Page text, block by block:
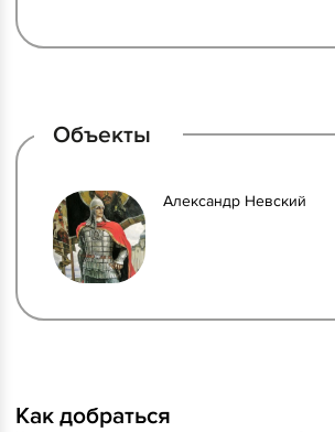
Объекты
Александр Невский
Как добраться